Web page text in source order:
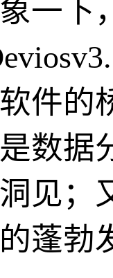
一下
件的
数据
见；
蓬勃